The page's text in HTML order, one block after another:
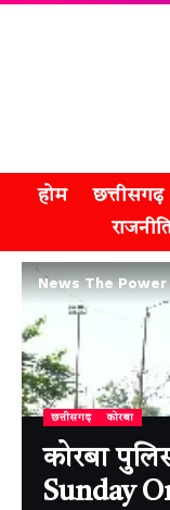
होम छत्तीसगढ़
News The Power
छत्तीसगढ़ कोरबा
कोरबा
Sunday